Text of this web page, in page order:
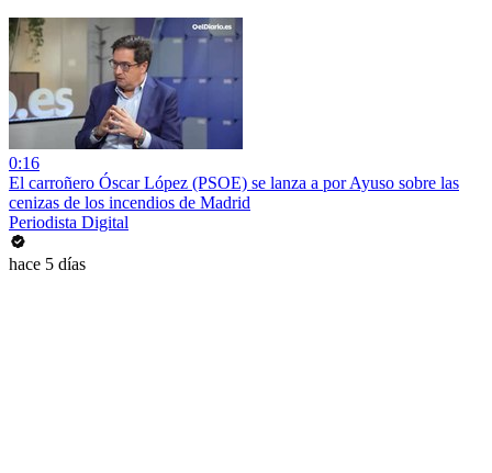
0:16
El carroñero Óscar López (PSOE) se lanza a por Ayuso sobre las
cenizas de los incendios de Madrid
Periodista Digital
hace 5 días